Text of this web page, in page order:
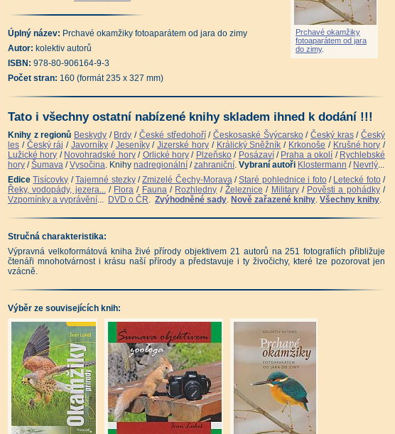
Prchavé okamžiky
fotoaparátem od jara
do zimy.
Úplný název: Prchavé okamžiky fotoaparátem od jara do zimy
Autor: kolektiv autorů
ISBN: 978-80-906164-9-3
Počet stran: 160 (formát 235 x 327 mm)
Tato i všechny ostatní nabízené knihy skladem ihned k dodání !!!
Knihy z regionů Beskydy / Brdy / České středohoří/ Českosaské Švýcarsko/ Český kras/ Český
les / Český ráj / Javorníky/ Jeseníky/Jizerské hory/ Králický Sněžník / Krkonoše / Krušné hory /
Lužické hory / Novohradské hory/ Orlické hory/ Plzeňsko/ Posázaví/ Praha a okolí / Rychlebské
hory /Šumava /Vysočina. Knihy nadregionální /zahraniční. Vybraní autoři Klostermann / Nevrlý...
EdiceTisícovky /Tajemné stezky/Zmizelé Čechy-Morava/Staré pohlednice i foto/ Letecké foto/
Řeky, vodopády, jezera.../ Flora / Fauna/ Rozhledny / Železnice / Military/ Pověsti a pohádky/
Vzpomínky a vyprávění... DVD o ČR. Zvýhodněné sady. Nově zařazené knihy. Všechny knihy.
Stručná charakteristika:
Výpravná velkoformátová kniha živé přírody objektivem 21 autorů na 251 fotografiích přibližuje
čtenáři mnohotvárnost i krásu naší přírody a představuje i ty živočichy, které lze pozorovat jen
vzácně.
Výběr ze souvisejících knih: